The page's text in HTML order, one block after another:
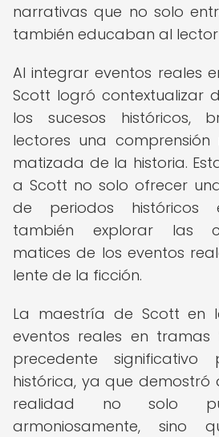
narrativas que no solo
también educaban al
Al integrar eventos reales
Scott logró contextualizar
los sucesos históricos,
lectores una
matizada de la historia.
a Scott no solo ofrecer
de periodos históricos
también explorar las
matices de los eventos
lente de la ficción.
La maestría de Scott en
eventos reales en tramas
precedente
histórica, ya que demostró
realidad no solo
armoniosamente, sino